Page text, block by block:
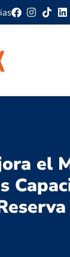
el